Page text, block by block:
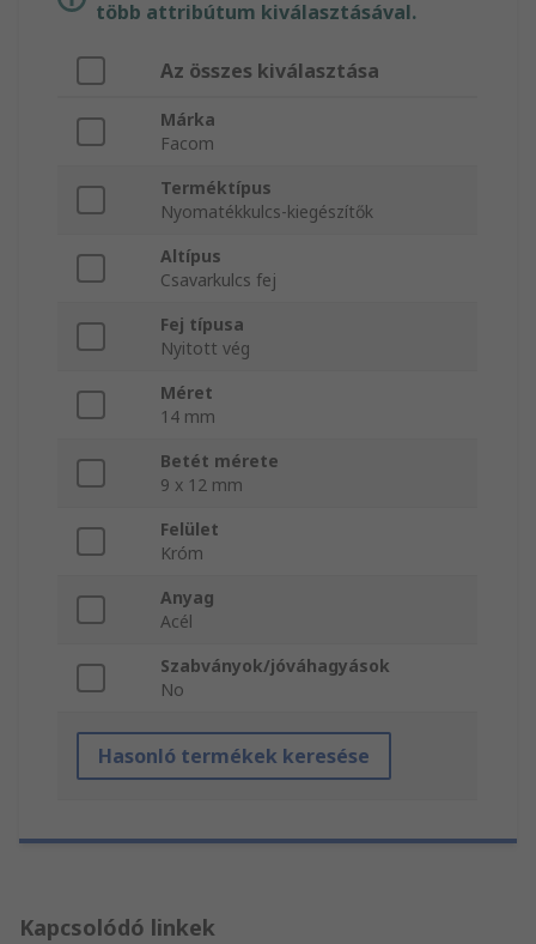
több attribútum kiválasztásával.
Az összes kiválasztása
Márka
Facom
Terméktípus
Nyomatékkulcs-kiegészítők
Altípus
Csavarkulcs fej
Fej típusa
Nyitott vég
Méret
14 mm
Betét mérete
9 x 12 mm
Felület
Króm
Anyag
Acél
Szabványok/jóváhagyások
No
Hasonló termékek keresése
Kapcsolódó linkek